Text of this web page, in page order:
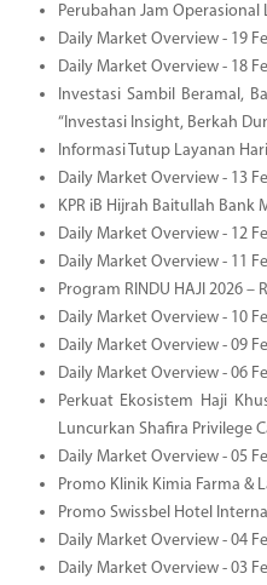
Perubahan Jam Operasional
Daily Market Overview - 19
Daily Market Overview - 18
Investasi Sambil Beramal,
“Investasi Insight, Berkah
Informasi Tutup Layanan
Daily Market Overview - 13
KPR iB Hijrah Baitullah Bank
Daily Market Overview - 12
Daily Market Overview - 11
Program RINDU HAJI 2026 –
Daily Market Overview - 10
Daily Market Overview - 09
Daily Market Overview - 06
Perkuat Ekosistem Haji
Luncurkan Shafira Privilege
Daily Market Overview - 05
Promo Klinik Kimia Farma &
Promo Swissbel Hotel
Daily Market Overview - 04
Daily Market Overview - 03